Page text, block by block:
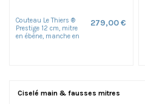
Couteau Le Thiers ®
Prestige 12 cm, mitre
en ébène, manche en
279,00 €
Ciselé main & fausses mitres